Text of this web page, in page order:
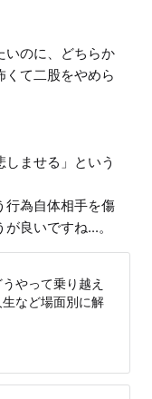
いのに、どちらか
くて二股をやめら
ませる」という
行為自体相手を傷
良いですね...。
やって乗り越え
など場面別に解